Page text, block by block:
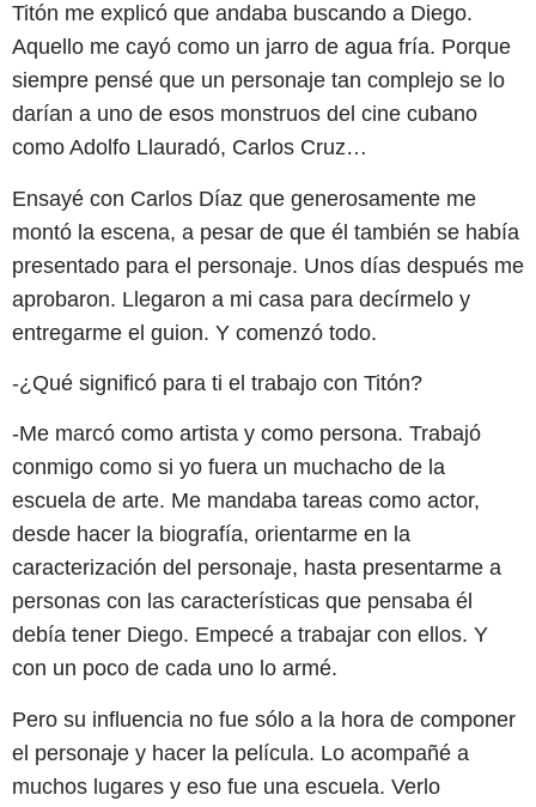
Titón me explicó que andaba buscando a Diego.
Aquello me cayó como un jarro de agua fría. Porque
siempre pensé que un personaje tan complejo se lo
darían a uno de esos monstruos del cine cubano
como Adolfo Llauradó, Carlos Cruz…
Ensayé con Carlos Díaz que generosamente me
montó la escena, a pesar de que él también se había
presentado para el personaje. Unos días después me
aprobaron. Llegaron a mi casa para decírmelo y
entregarme el guion. Y comenzó todo.
-¿Qué significó para ti el trabajo con Titón?
-Me marcó como artista y como persona. Trabajó
conmigo como si yo fuera un muchacho de la
escuela de arte. Me mandaba tareas como actor,
desde hacer la biografía, orientarme en la
caracterización del personaje, hasta presentarme a
personas con las características que pensaba él
debía tener Diego. Empecé a trabajar con ellos. Y
con un poco de cada uno lo armé.
Pero su influencia no fue sólo a la hora de componer
el personaje y hacer la película. Lo acompañé a
muchos lugares y eso fue una escuela. Verlo